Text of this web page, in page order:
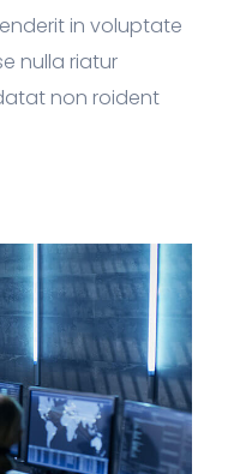
in voluptate
nulla riatur
non roident